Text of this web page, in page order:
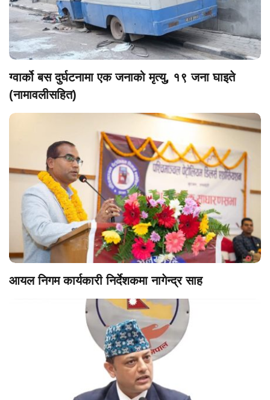
ग्वार्को बस दुर्घटनामा एक जनाको मृत्यु, १९ जना घाइते
(नामावलीसहित)
आयल निगम कार्यकारी निर्देशकमा नागेन्द्र साह